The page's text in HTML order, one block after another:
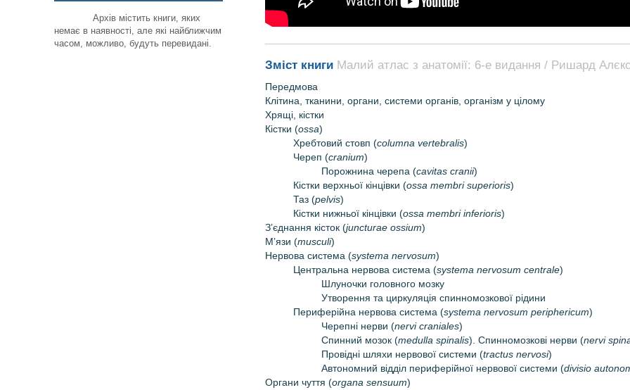
Зміст книги Малий атлас з анатомії: 6-е видання / Ришард
Передмова
Клітина, тканини, органи, системи органів, організм у цілому
Хрящі, кістки
Кістки (ossa)
Хребтовий стовп (columna vertebralis)
Череп (cranium)
Порожнина черепа (cavitas cranii)
Кістки верхньої кінцівки (ossa membri superioris)
Таз (pelvis)
Кістки нижньої кінцівки (ossa membri inferioris)
З’єднання кісток (juncturae ossium)
М’язи (musculi)
Нервова система (systema nervosum)
Центральна нервова система (systema nervosum centrale)
Шлуночки головного мозку
Утворення та циркуляція спинномозкової рідини
Периферійна нервова система (systema nervosum periphericum)
Черепні нерви (nervi craniales)
Спинний мозок (medulla spinalis). Спинномозкові нерви (nervi
Провідні шляхи нервової системи (tractus nervosi)
Автономний відділ периферійної нервової системи (divisio
Органи чуття (organa sensuum)
Архів містить книги, яких
немає в наявності, але які найближчим
часом, можливо, будуть перевидані.